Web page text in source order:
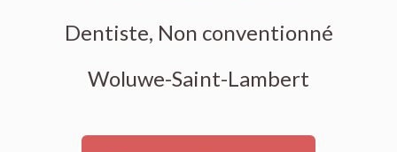
Dentiste, Non conventionné
Woluwe-Saint-Lambert